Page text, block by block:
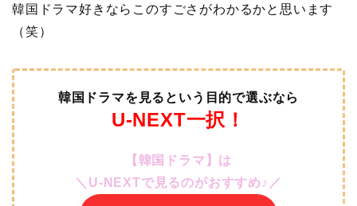
韓国ドラマ好きならこのすごさがわかるかと思います
（笑）
韓国ドラマを見るという目的で選ぶなら
U-NEXT一択！
【韓国ドラマ】は
＼U-NEXTで見るのがおすすめ♪／